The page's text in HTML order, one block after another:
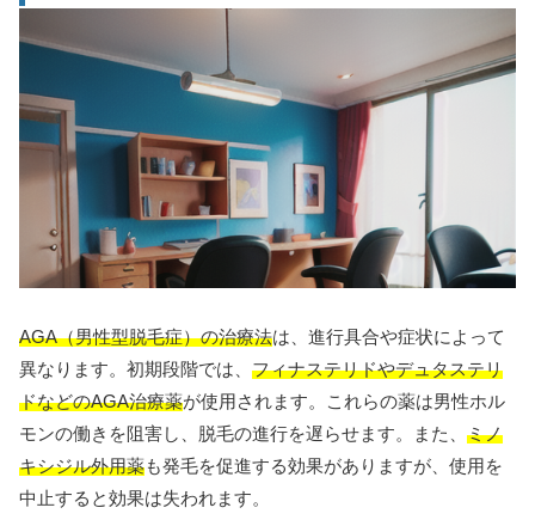
AGA（男性型脱毛症）の治療法は、進行具合や症状によって
異なります。初期段階では、 フィナステリドやデュタステリ
ドなどのAGA治療薬が使用されます。これらの薬は男性ホル
モンの働きを阻害し、脱毛の進行を遅らせます。また、 ミノ
キシジル外用薬も発毛を促進する効果がありますが、使用を
中止すると効果は失われます。